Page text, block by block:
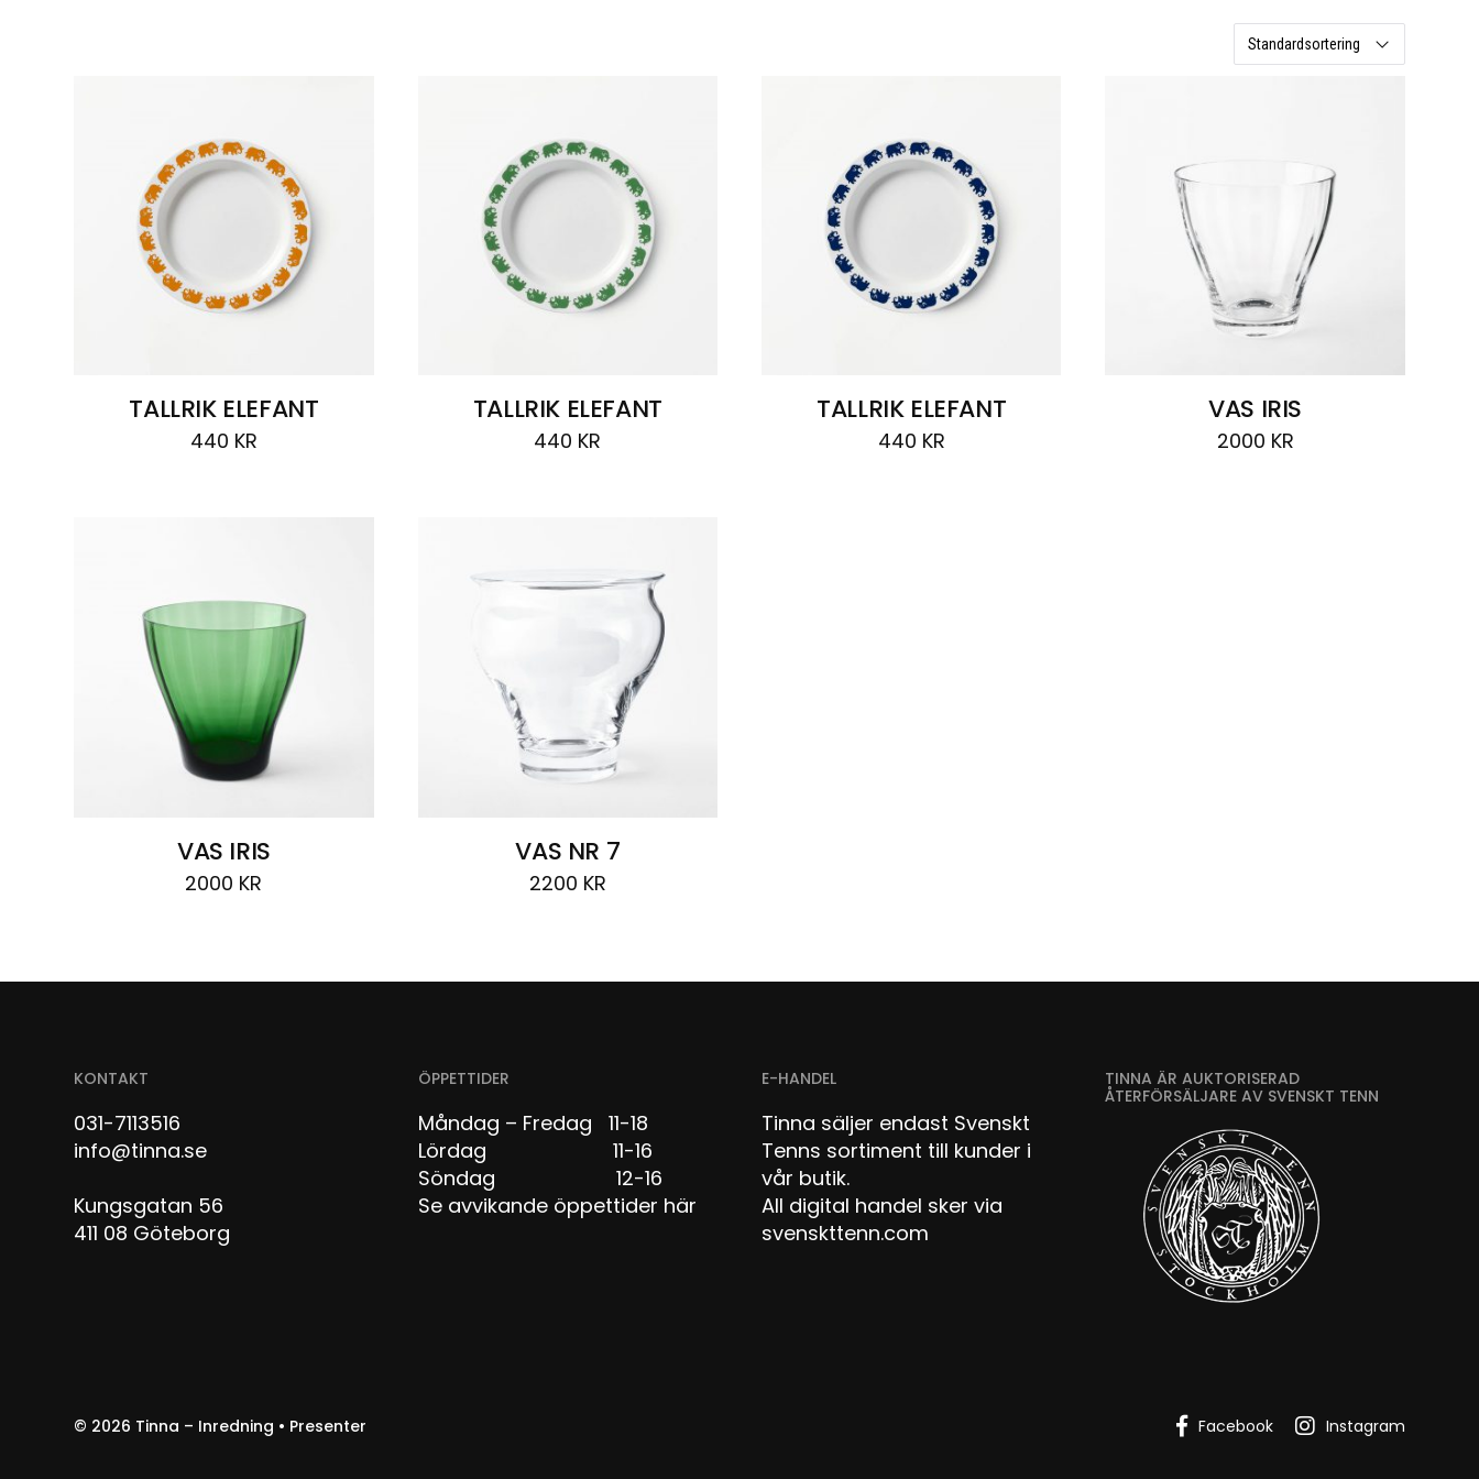
TALLRIK ELEFANT
440 KR
TALLRIK ELEFANT
440 KR
TALLRIK ELEFANT
440 KR
VAS IRIS
2000 KR
VAS IRIS
2000 KR
VAS NR 7
2200 KR
KONTAKT
031-7113516
info@tinna.se
Kungsgatan 56
411 08 Göteborg
ÖPPETTIDER
Måndag – Fredag 11-18
Lördag 11-16
Söndag 12-16
Se avvikande öppettider här
E-HANDEL
Tinna säljer endast Svenskt
Tenns sortiment till kunder i
vår butik.
All digital handel sker via
svenskttenn.com
TINNA ÄR AUKTORISERAD
ÅTERFÖRSÄLJARE AV SVENSKT TENN
© 2026 Tinna – Inredning • Presenter Facebook Instagram